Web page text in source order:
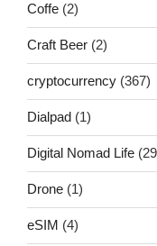
Coffe (2)
Craft Beer (2)
cryptocurrency (367)
Dialpad (1)
Digital Nomad Life
Drone (1)
eSIM (4)